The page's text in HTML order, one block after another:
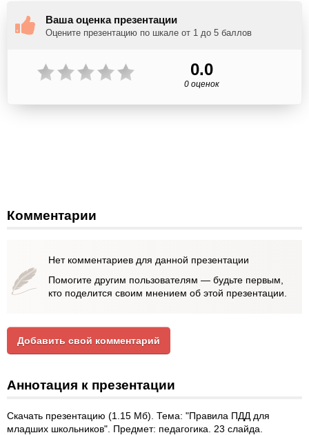
Ваша оценка презентации
Оцените презентацию по шкале от 1 до 5 баллов
0.0
0 оценок
Комментарии
Нет комментариев для данной презентации
Помогите другим пользователям — будьте первым,
кто поделится своим мнением об этой презентации.
Добавить свой комментарий
Аннотация к презентации
Скачать презентацию (1.15 Мб). Тема: "Правила ПДД для
младших школьников". Предмет: педагогика. 23 слайда.